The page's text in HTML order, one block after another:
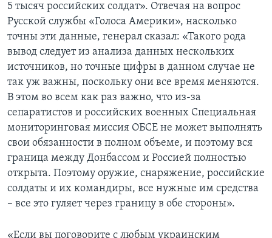
5 тысяч российских солдат». Отвечая на вопрос
Русской службы «Голоса Америки», насколько
точны эти данные, генерал сказал: «Такого рода
вывод следует из анализа данных нескольких
источников, но точные цифры в данном случае не
так уж важны, поскольку они все время меняются.
В этом во всем как раз важно, что из-за
сепаратистов и российских военных Специальная
мониторинговая миссия ОБСЕ не может выполнять
свои обязанности в полном объеме, и поэтому вся
граница между Донбассом и Россией полностью
открыта. Поэтому оружие, снаряжение, российские
солдаты и их командиры, все нужные им средства
– все это гуляет через границу в обе стороны».
«Если вы поговорите с любым украинским